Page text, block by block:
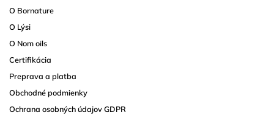
O Bornature
O Lýsi
O Nom oils
Certifikácia
Preprava a platba
Obchodné podmienky
Ochrana osobných údajov GDPR